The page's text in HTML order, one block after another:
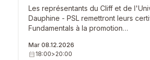
Les représentants du Cliff et de
Dauphine - PSL remettront leurs
Fundamentals à la promotion…
Mar 08.12.2026
calendar_month 18:00>20:00